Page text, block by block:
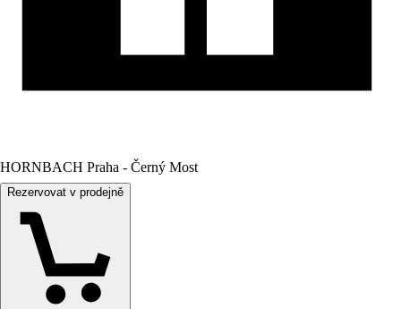
HORNBACH Praha - Černý Most
Rezervovat v prodejně